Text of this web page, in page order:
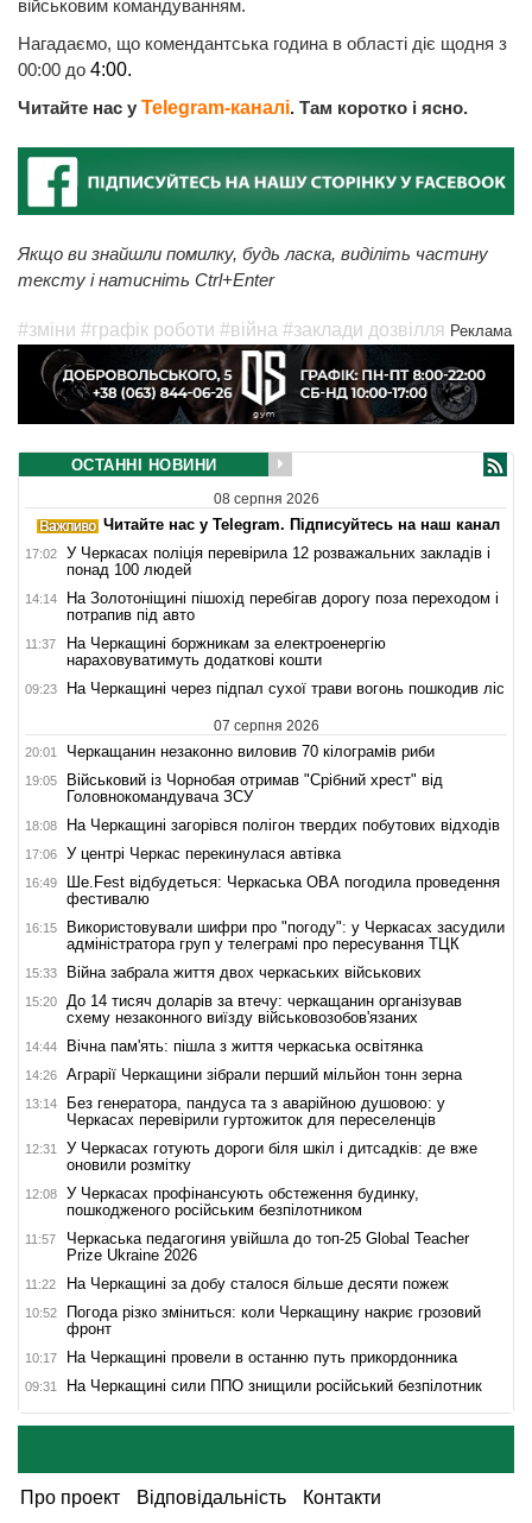
військовим командуванням.
Нагадаємо, що комендантська година в області діє щодня з
00:00 до 4:00.
Читайте нас у Telegram-каналі. Там коротко і ясно.
Якщо ви знайшли помилку, будь ласка, виділіть частину
тексту і натисніть Ctrl+Enter
#зміни #графік роботи #війна #заклади дозвілля Реклама
ОСТАННІ НОВИНИ
08 серпня 2026
Читайте нас у Telegram. Підписуйтесь на наш канал
17:02
У Черкасах поліція перевірила 12 розважальних закладів і
понад 100 людей
14:14
На Золотоніщині пішохід перебігав дорогу поза переходом і
потрапив під авто
11:37
На Черкащині боржникам за електроенергію
нараховуватимуть додаткові кошти
09:23 На Черкащині через підпал сухої трави вогонь пошкодив ліс
07 серпня 2026
20:01 Черкащанин незаконно виловив 70 кілограмів риби
19:05
Військовий із Чорнобая отримав "Срібний хрест" від
Головнокомандувача ЗСУ
18:08 На Черкащині загорівся полігон твердих побутових відходів
17:06 У центрі Черкас перекинулася автівка
16:49
Ше.Fest відбудеться: Черкаська ОВА погодила проведення
фестивалю
16:15
Використовували шифри про "погоду": у Черкасах засудили
адміністратора груп у телеграмі про пересування ТЦК
15:33 Війна забрала життя двох черкаських військових
15:20
До 14 тисяч доларів за втечу: черкащанин організував
схему незаконного виїзду військовозобов'язаних
14:44 Вічна пам'ять: пішла з життя черкаська освітянка
14:26 Аграрії Черкащини зібрали перший мільйон тонн зерна
13:14
Без генератора, пандуса та з аварійною душовою: у
Черкасах перевірили гуртожиток для переселенців
12:31
У Черкасах готують дороги біля шкіл і дитсадків: де вже
оновили розмітку
12:08
У Черкасах профінансують обстеження будинку,
пошкодженого російським безпілотником
11:57
Черкаська педагогиня увійшла до топ-25 Global Teacher
Prize Ukraine 2026
11:22 На Черкащині за добу сталося більше десяти пожеж
10:52
Погода різко зміниться: коли Черкащину накриє грозовий
фронт
10:17 На Черкащині провели в останню путь прикордонника
09:31 На Черкащині сили ППО знищили російський безпілотник
Про проект Відповідальність Контакти